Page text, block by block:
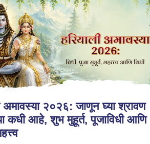
अमावस्या २०२६: जाणून घ्या श्रावण
कधी आहे, शुभ मुहूर्त, पूजाविधी आणि